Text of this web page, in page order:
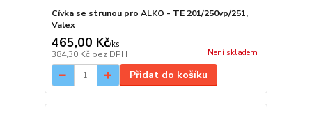
Cívka se strunou pro ALKO - TE 201/250vp/251,
Valex
465,00 Kč/ks
384,30 Kč bez DPH Není skladem
Přidat do košíku